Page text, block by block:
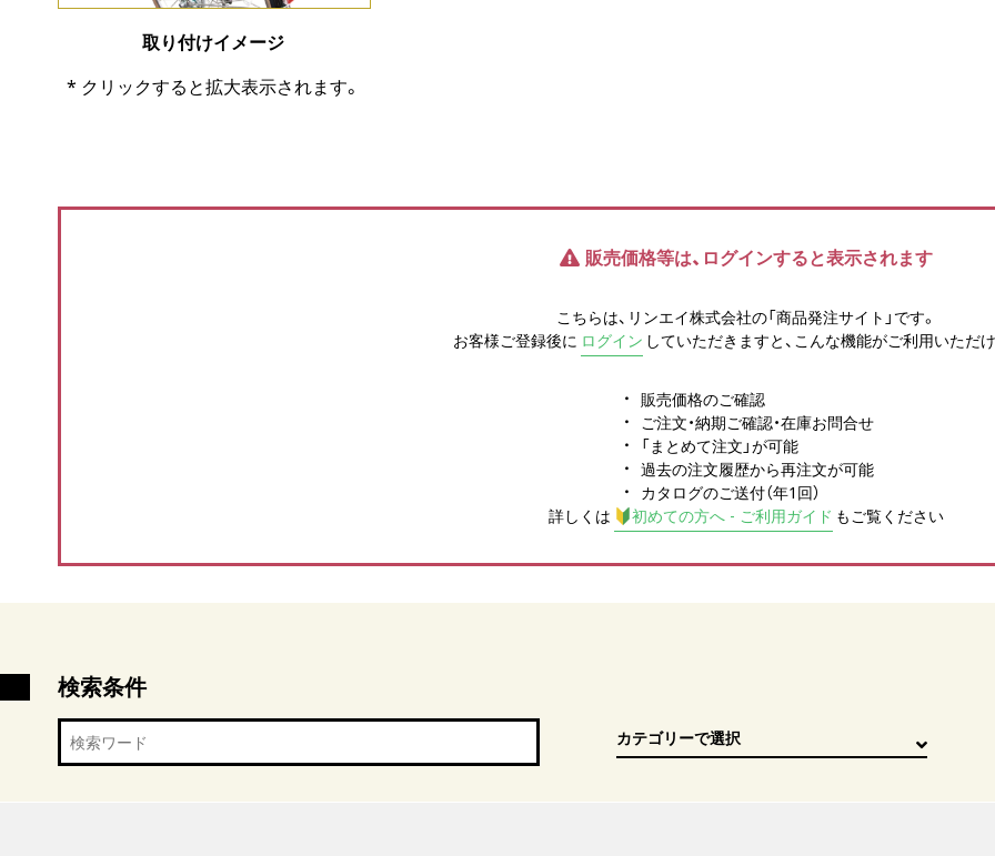
取り付けイメージ
* クリックすると拡大表示されます。
販売価格等は、ログインすると表示されます
こちらは、リンエイ株式会社の「商品発注サイト」です。
お客様ご登録後に ログイン していただきますと、こんな機能がご利用いただ
販売価格のご確認
ご注文・納期ご確認・在庫お問合せ
「まとめて注文」が可能
過去の注文履歴から再注文が可能
カタログのご送付（年1回）
詳しくは
初めての方へ - ご利用ガイド もご覧ください
検索条件